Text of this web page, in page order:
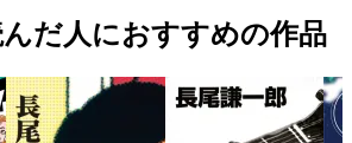
だ人におすすめの作品